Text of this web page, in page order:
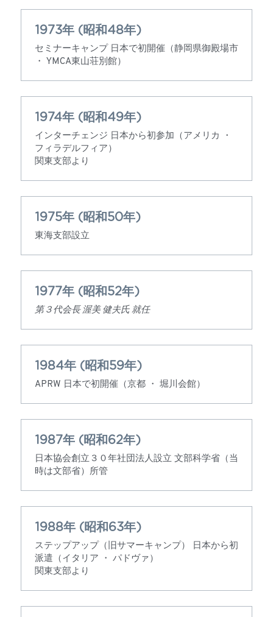
1973年 (昭和48年)
セミナーキャンプ 日本で初開催（静岡県御殿場市
・ YMCA東山荘別館）
1974年 (昭和49年)
インターチェンジ 日本から初参加（アメリカ ・
フィラデルフィア）
関東支部より
1975年 (昭和50年)
東海支部設立
1977年 (昭和52年)
第３代会長 渥美 健夫氏 就任
1984年 (昭和59年)
APRW 日本で初開催（京都 ・ 堀川会館）
1987年 (昭和62年)
日本協会創立３０年社団法人設立 文部科学省（当
時は文部省）所管
1988年 (昭和63年)
ステップアップ（旧サマーキャンプ） 日本から初
派遣（イタリア ・ パドヴァ）
関東支部より